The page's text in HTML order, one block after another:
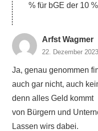
% für bGE der 10
Arfst Wagmer
22. Dezember
Ja, genau genommen
auch gar nicht, auch
denn alles Geld kommt
von Bürgern und
Lassen wirs dabei.